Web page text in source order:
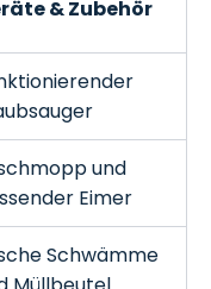
& Zubehör
und
Eimer
Schwämme